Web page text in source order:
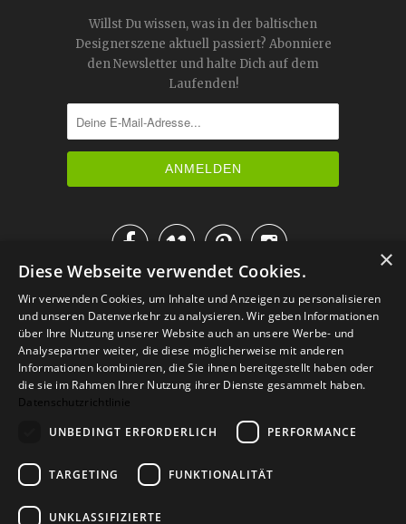
Willst Du wissen, was in der baltischen
Designerszene aktuell passiert? Abonniere
den Newsletter und halte Dich auf dem
Laufenden!

IM KATALOG BLÄTTERN
Versand Zahlarten
Retoure
×
Diese Webseite verwendet Cookies.
Wir verwenden Cookies, um Inhalte und Anzeigen zu personalisieren
und unseren Datenverkehr zu analysieren. Wir geben Informationen
über Ihre Nutzung unserer Website auch an unsere Werbe- und
Analysepartner weiter, die diese möglicherweise mit anderen
Informationen kombinieren, die Sie ihnen bereitgestellt haben oder
die sie im Rahmen Ihrer Nutzung ihrer Dienste gesammelt haben.
Datenschutzrichtlinie
UNBEDINGT ERFORDERLICH
PERFORMANCE
TARGETING FUNKTIONALITÄT
UNKLASSIFIZIERTE